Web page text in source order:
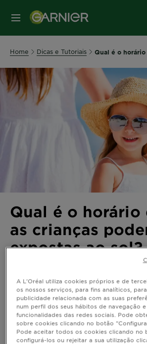
MENU
Home Dicas e Tutoriais Qual é o
Qual é o horário
as crianças
expostas ao sol?
Entre as 11h30 e as 16h30 é o
riscos para a saúde. Neste período,
intensidade máxima, desta forma,
devem ser expostas ao sol durante
devendo permanecer à sombra
aplicado sobre a pele.
A L'Oréal utiliza cookies próprios e de
os nossos serviços, para fins analíticos,
publicidade relacionada com as suas
num perfil dos seus hábitos de navegação
funcionalidades das redes sociais. Pode
sobre cookies clicando no botão
Pode aceitar todos os cookies clicando no
configurá-los ou rejeitar a sua utilização